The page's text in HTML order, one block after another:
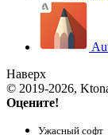
Наверх
© 2019-2026,
Оцените!
Ужасный софт